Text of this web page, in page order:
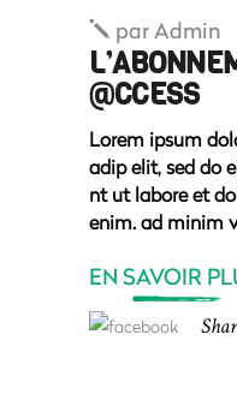
parAdmin
@CCESS
Lorem ipsum
adip elit, sed do
nt ut labore et
enim. ad minim
EN SAVOIR